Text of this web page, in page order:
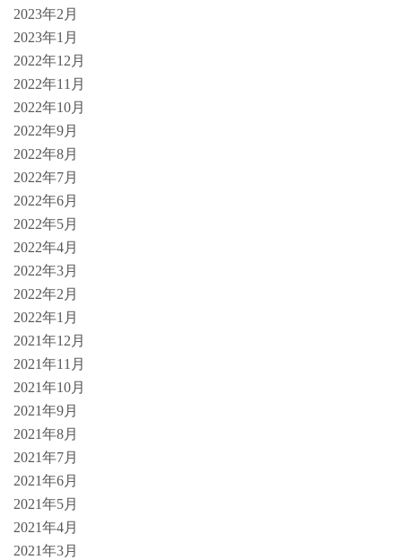
2023年2月
2023年1月
2022年12月
2022年11月
2022年10月
2022年9月
2022年8月
2022年7月
2022年6月
2022年5月
2022年4月
2022年3月
2022年2月
2022年1月
2021年12月
2021年11月
2021年10月
2021年9月
2021年8月
2021年7月
2021年6月
2021年5月
2021年4月
2021年3月